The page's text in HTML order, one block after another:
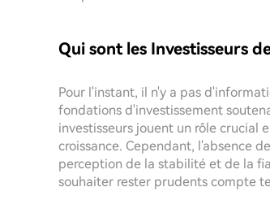
Qui sont les Investisseurs
Pour l'instant, il n'y a pas
fondations d'investissement
investisseurs jouent un rôle crucial
croissance. Cependant, l'absence
perception de la stabilité et de la
souhaiter rester prudents compte